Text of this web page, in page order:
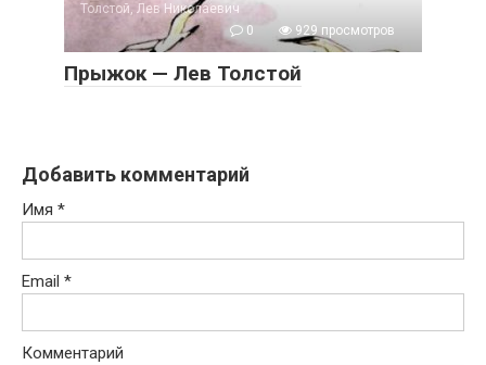
Толстой, Лев Николаевич
0
929 просмотров
Прыжок — Лев Толстой
Добавить комментарий
Имя *
Email *
Комментарий